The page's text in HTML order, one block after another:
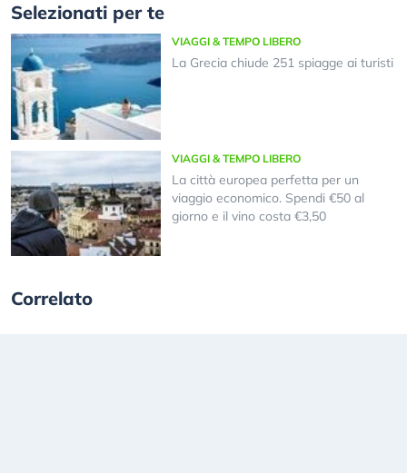
Selezionati per te
VIAGGI & TEMPO LIBERO
La Grecia chiude 251 spiagge ai turisti
VIAGGI & TEMPO LIBERO
La città europea perfetta per un
viaggio economico. Spendi €50 al
giorno e il vino costa €3,50
Correlato